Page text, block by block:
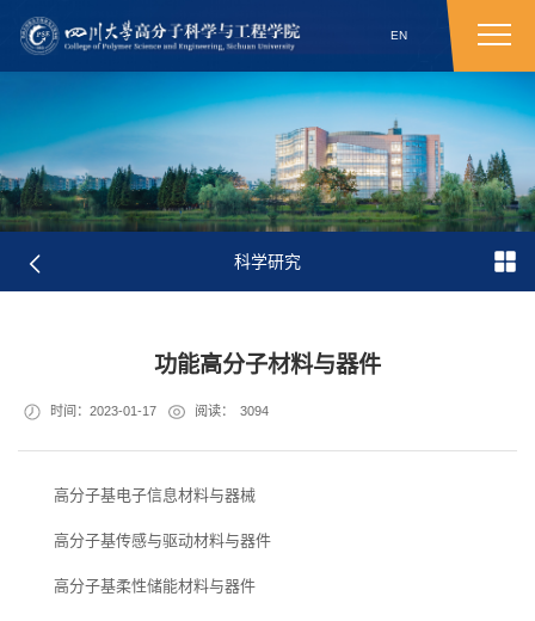
EN
科学研究
功能高分子材料与器件
时间：2023-01-17 阅读： 3094
高分子基电子信息材料与器械
高分子基传感与驱动材料与器件
高分子基柔性储能材料与器件